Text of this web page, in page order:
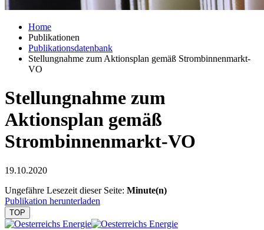
Home
Publikationen
Publikationsdatenbank
Stellungnahme zum Aktionsplan gemäß Strombinnenmarkt-
VO
Stellungnahme zum
Aktionsplan gemäß
Strombinnenmarkt-VO
19.10.2020
Ungefähre Lesezeit dieser Seite: Minute(n)
Publikation herunterladen
TOP